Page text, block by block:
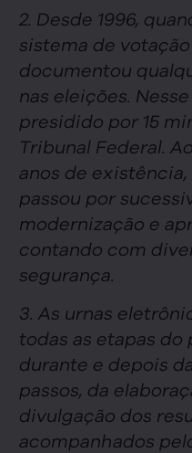
2. Desde 1996,
sistema de
documentou
nas eleições.
presidido por 15
Tribunal Federal.
anos de
passou por
modernização e
contando com
segurança.
3. As urnas
todas as etapas do
durante e depois
passos, da
divulgação dos
acompanhados